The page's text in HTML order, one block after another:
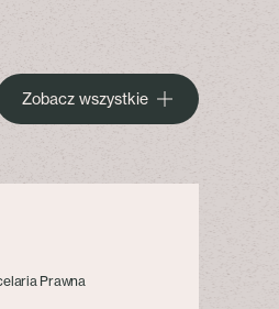
Zobacz wszystkie
Prawna